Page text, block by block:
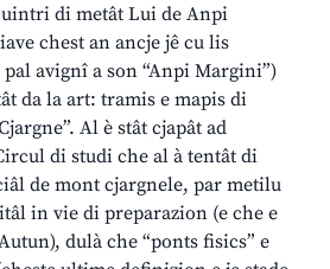
di metât Lui de Anpi
chest an ancje jê cu lis
avignî a son “Anpi Margini”)
da la art: tramis e mapis di
Al è stât cjapât ad
di studi che al à tentât di
de mont cjargnele, par metilu
in vie di preparazion (e che e
dulà che “ponts fisics” e